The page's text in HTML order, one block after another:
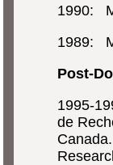
1990:
1989:
Post-
1995-
de